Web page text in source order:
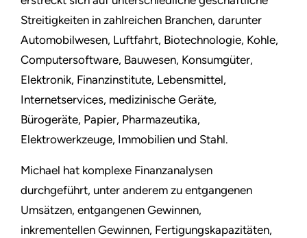
Streitigkeiten in zahlreichen Branchen, darunter
Automobilwesen, Luftfahrt, Biotechnologie, Kohle,
Computersoftware, Bauwesen, Konsumgüter,
Elektronik, Finanzinstitute, Lebensmittel,
Internetservices, medizinische Geräte,
Bürogeräte, Papier, Pharmazeutika,
Elektrowerkzeuge, Immobilien und Stahl.
Michael hat komplexe Finanzanalysen
durchgeführt, unter anderem zu entgangenen
Umsätzen, entgangenen Gewinnen,
inkrementellen Gewinnen, Fertigungskapazitäten,